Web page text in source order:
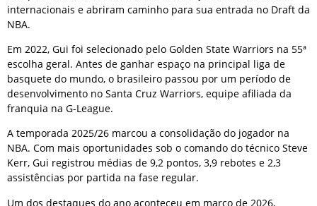
internacionais e abriram caminho para sua entrada no Draft da
NBA.
Em 2022, Gui foi selecionado pelo Golden State Warriors na 55ª
escolha geral. Antes de ganhar espaço na principal liga de
basquete do mundo, o brasileiro passou por um período de
desenvolvimento no Santa Cruz Warriors, equipe afiliada da
franquia na G-League.
A temporada 2025/26 marcou a consolidação do jogador na
NBA. Com mais oportunidades sob o comando do técnico Steve
Kerr, Gui registrou médias de 9,2 pontos, 3,9 rebotes e 2,3
assistências por partida na fase regular.
Um dos destaques do ano aconteceu em março de 2026,